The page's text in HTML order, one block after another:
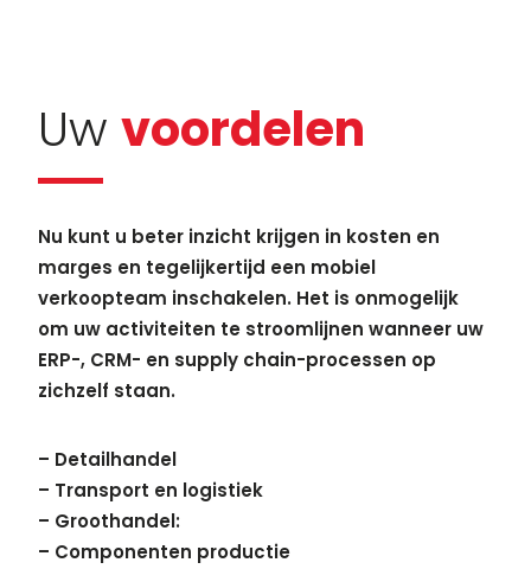
Uw voordelen
Nu kunt u beter inzicht krijgen in kosten en
marges en tegelijkertijd een mobiel
verkoopteam inschakelen. Het is onmogelijk
om uw activiteiten te stroomlijnen wanneer uw
ERP-, CRM- en supply chain-processen op
zichzelf staan.
– Detailhandel
– Transport en logistiek
– Groothandel:
– Componenten productie